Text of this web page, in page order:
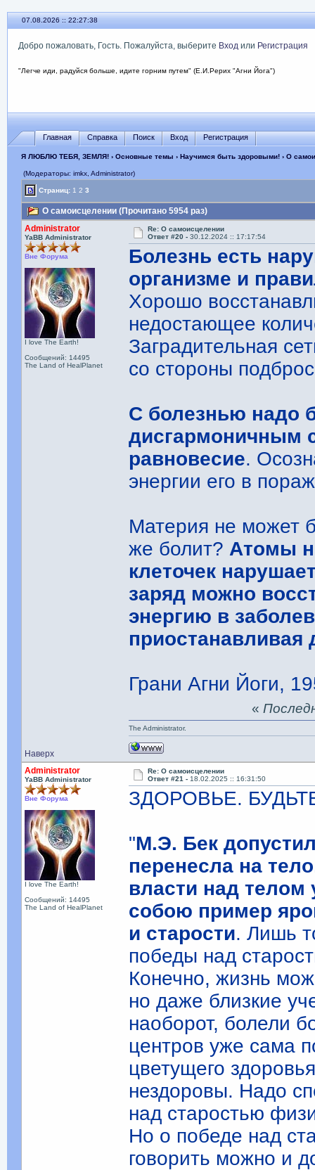
07.08.2026 :: 22:27:40
Добро пожаловать, Гость. Пожалуйста, выберите Входили Регистрация
"Легче иди, радуйся больше, идите горним путем" (Е.И.Рерих "Агни Йога")
Главная Справка Поиск Вход Регистрация
Я ЛЮБЛЮ ТЕБЯ, ЗЕМЛЯ!› Основные темы › Научимся быть здоровыми!› О
(Модераторы: imkx, Administrator)
Страниц: 1 2 3
О самоисцелении (Прочитано 5954 раз)
Administrator
YaBB Administrator
Вне Форума
I love The Earth!
Сообщений: 14495
The Land of HealPlanet
Re: О самоисцелении
Ответ #20 -30.12.2024 :: 17:17:54
Болезнь есть
организме и
Хорошо
недостающее
Заградительная
со стороны
С болезнью надо
дисгармоничным
равновесие.
энергии его в
Материя не может
же болит? Атомы
клеточек
заряд можно
энергию в
Грани Агни Йоги,
Наверх
«
The Administrator.
Administrator
YaBB Administrator
Вне Форума
I love The Earth!
Сообщений: 14495
The Land of HealPlanet
Re: О самоисцелении
Ответ #21 - 18.02.2025 :: 16:31:50
ЗДОРОВЬЕ.
"М.Э. Бек
перенесла на
власти над телом
собою пример
и старости. Лишь
победы над
Конечно, жизнь
но даже близкие
наоборот, болели
центров уже сама
цветущего
нездоровы. Надо
над старостью
Но о победе над
говорить можно и